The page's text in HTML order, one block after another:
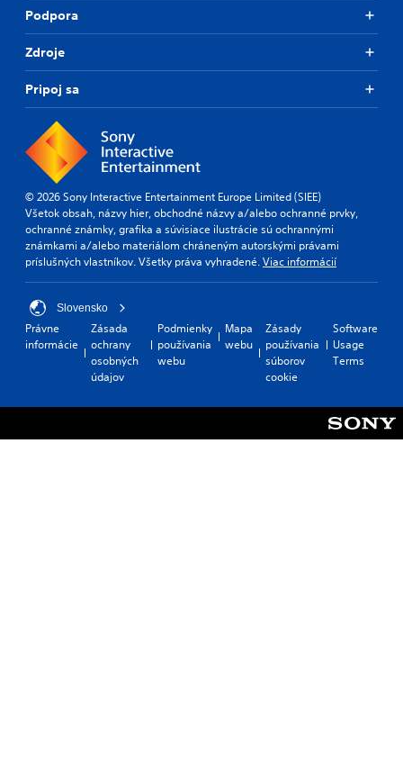
Podpora
Zdroje
Pripoj sa
© 2026 Sony Interactive Entertainment Europe Limited (SIEE)
Všetok obsah, názvy hier, obchodné názvy a/alebo ochranné prvky,
ochranné známky, grafika a súvisiace ilustrácie sú ochrannými
známkami a/alebo materiálom chráneným autorskými právami
príslušných vlastníkov. Všetky práva vyhradené.Viac informácií
Slovensko
Právne
informácie
Zásada
ochrany
osobných
údajov
Podmienky
používania
webu
Mapa
webu
Zásady
používania
súborov
cookie
Software
Usage
Terms